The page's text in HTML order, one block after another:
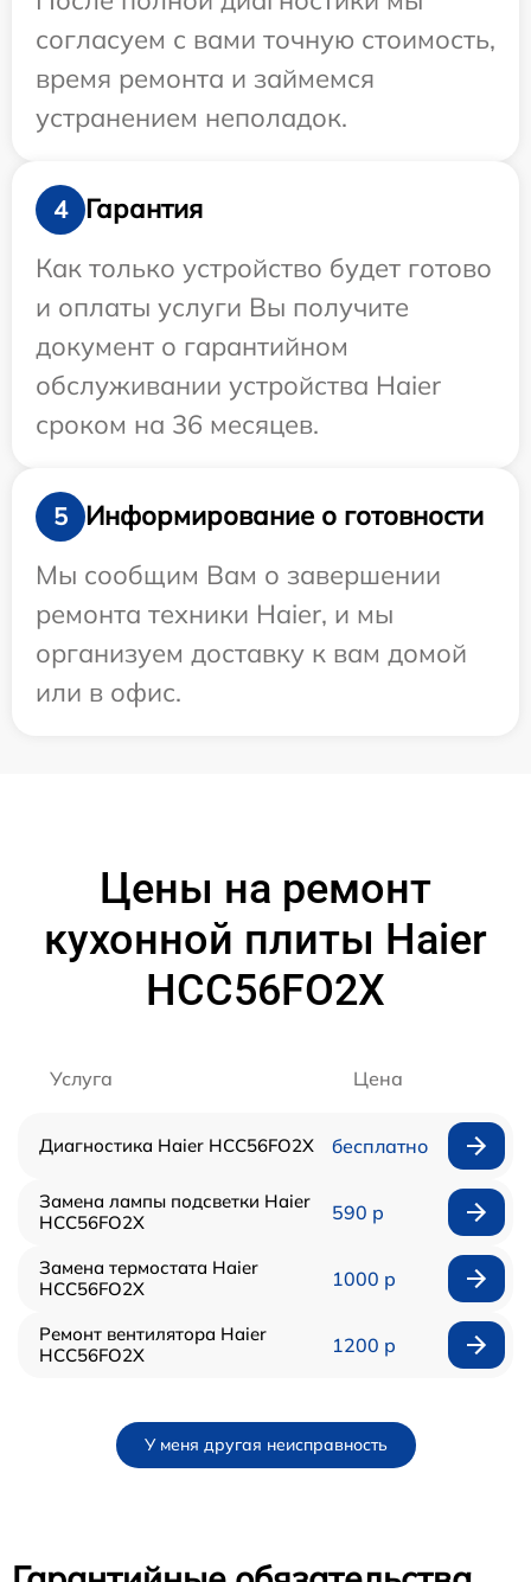
согласуем с вами точную стоимость,
время ремонта и займемся
устранением неполадок.
4
Гарантия
Как только устройство будет готово
и оплаты услуги Вы получите
документ о гарантийном
обслуживании устройства Haier
сроком на 36 месяцев.
5
Информирование о готовности
Мы сообщим Вам о завершении
ремонта техники Haier, и мы
организуем доставку к вам домой
или в офис.
Цены на ремонт
кухонной плиты Haier
HCC56FO2X
Услуга Цена
Диагностика Haier HCC56FO2X бесплатно
Замена лампы подсветки Haier
HCC56FO2X
590 р
Замена термостата Haier
HCC56FO2X
1000 р
Ремонт вентилятора Haier
HCC56FO2X
1200 р
У меня другая неисправность